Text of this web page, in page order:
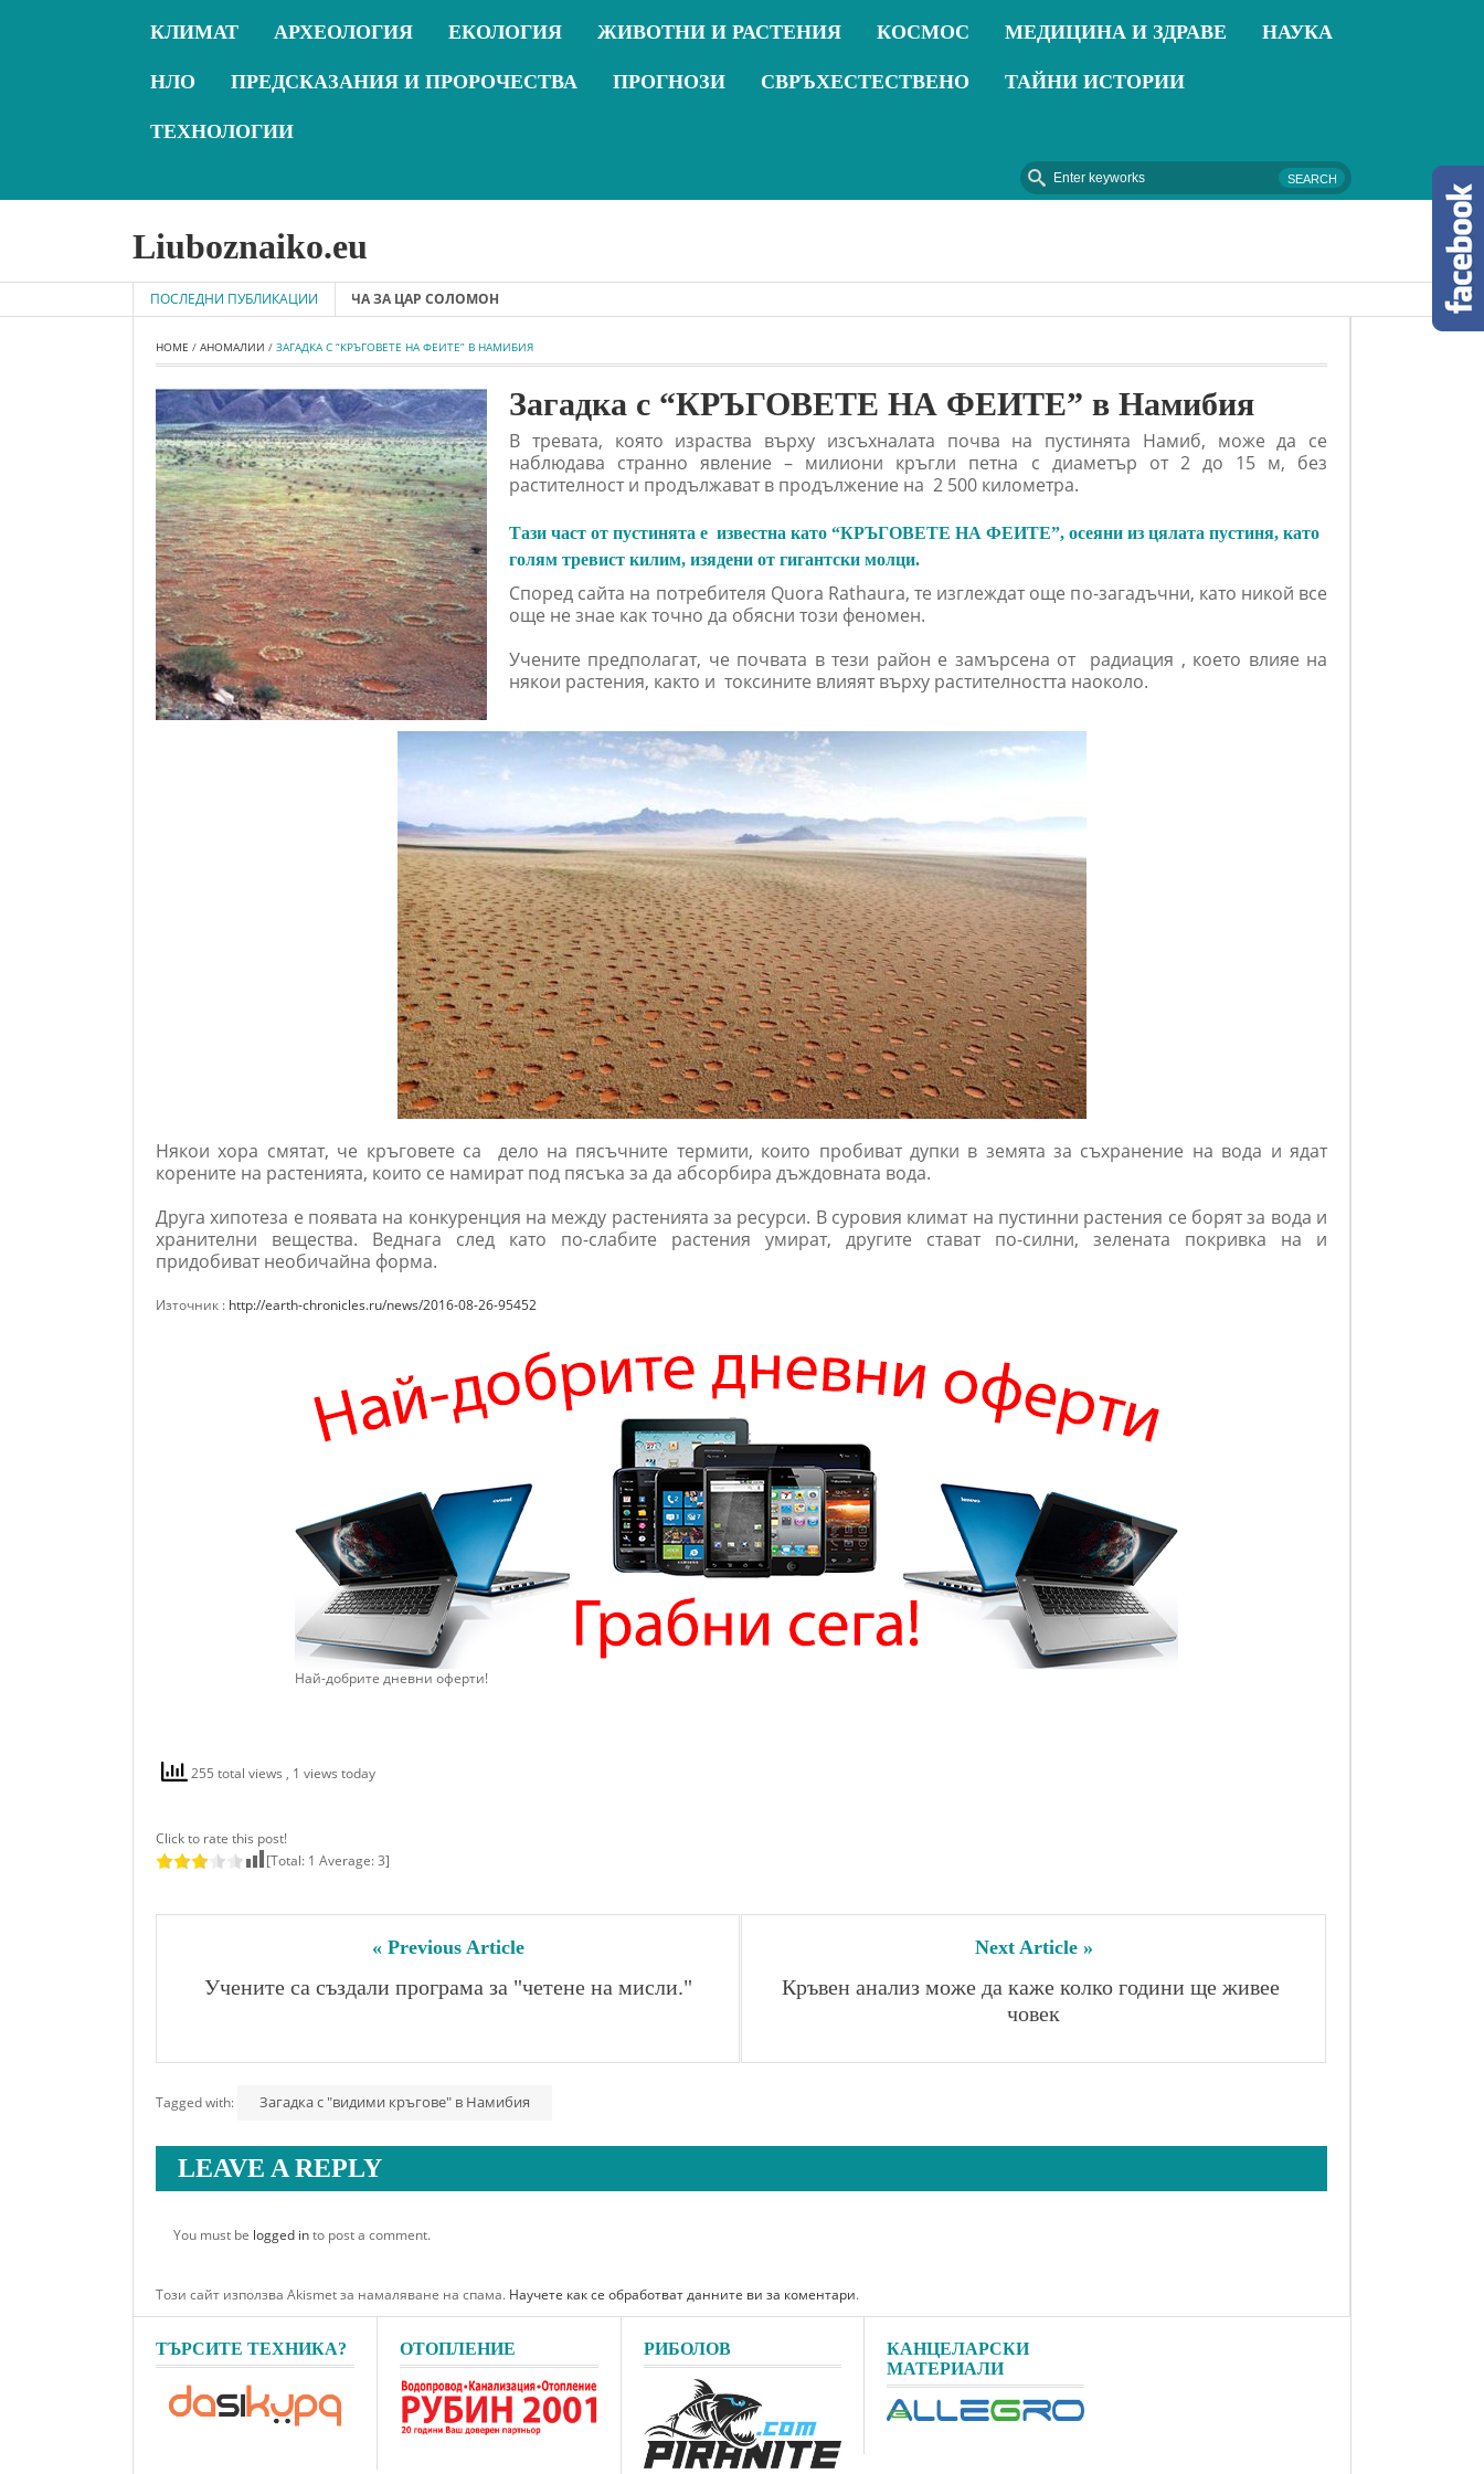
КЛИМАТ АРХЕОЛОГИЯ ЕКОЛОГИЯ ЖИВОТНИ И РАСТЕНИЯ КОСМОС МЕДИЦИНА И ЗДРАВЕ НАУКА
НЛО ПРЕДСКАЗАНИЯ И ПРОРОЧЕСТВА ПРОГНОЗИ СВРЪХЕСТЕСТВЕНО ТАЙНИ ИСТОРИИ
ТЕХНОЛОГИИ
Liuboznaiko.eu
ПОСЛЕДНИ ПУБЛИКАЦИИ
06-06 - ВЕЛИКАТА ТАЙНА НА ЖИВОТА ПРИТЧА ЗА ЦАР СОЛОМОН
HOME / АНОМАЛИИ / ЗАГАДКА С “КРЪГОВЕТЕ НА ФЕИТЕ” В НАМИБИЯ
Загадка с “КРЪГОВЕТЕ НА ФЕИТЕ” в Намибия
В тревата, която израства върху изсъхналата почва на пустинята Намиб, може да се
наблюдава странно явление – милиони кръгли петна с диаметър от 2 до 15 м, без
растителност и продължават в продължение на 2 500 километра.
Тази част от пустинята е известна като “КРЪГОВЕТЕ НА ФЕИТЕ”, осеяни из цялата пустиня, като
голям тревист килим, изядени от гигантски молци.
Според сайта на потребителя Quora Rathaura, те изглеждат още по-загадъчни, като никой все
още не знае как точно да обясни този феномен.
Учените предполагат, че почвата в тези район е замърсена от радиация , което влияе на
някои растения, както и токсините влияят върху растителността наоколо.
Някои хора смятат, че кръговете са дело на пясъчните термити, които пробиват дупки в земята за съхранение на вода и ядат
корените на растенията, които се намират под пясъка за да абсорбира дъждовната вода.
Друга хипотеза е появата на конкуренция на между растенията за ресурси. В суровия климат на пустинни растения се борят за вода и
хранителни вещества. Веднага след като по-слабите растения умират, другите стават по-силни, зелената покривка на и
придобиват необичайна форма.
Източник : http://earth-chronicles.ru/news/2016-08-26-95452
Най-добрите дневни оферти!
255 total views , 1 views today
Click to rate this post!
[Total: 1 Average:3]
« Previous Article
Учените са създали програма за "четене на мисли."
Next Article »
Кръвен анализ може да каже колко години ще живее
човек
Tagged with: Загадка с "видими кръгове" в Намибия
LEAVE A REPLY
You must be logged into post a comment.
Този сайт използва Akismet за намаляване на спама. Научете как се обработват данните ви за коментари.
ТЪРСИТЕ ТЕХНИКА? ОТОПЛЕНИЕ РИБОЛОВ
КАНЦЕЛАРСКИ
МАТЕРИАЛИ